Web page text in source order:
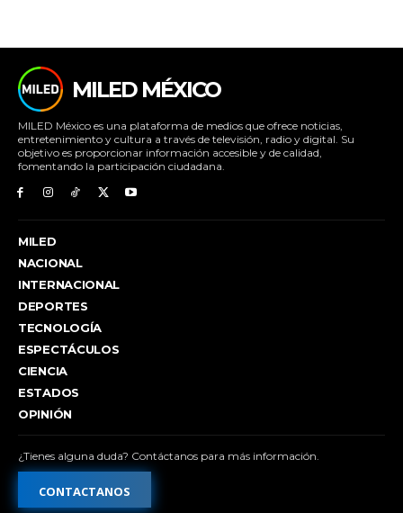
MILED MÉXICO
MILED México es una plataforma de medios que ofrece noticias,
entretenimiento y cultura a través de televisión, radio y digital. Su
objetivo es proporcionar información accesible y de calidad,
fomentando la participación ciudadana.
MILED
NACIONAL
INTERNACIONAL
DEPORTES
TECNOLOGÍA
ESPECTÁCULOS
CIENCIA
ESTADOS
OPINIÓN
¿Tienes alguna duda? Contáctanos para más información.
CONTACTANOS